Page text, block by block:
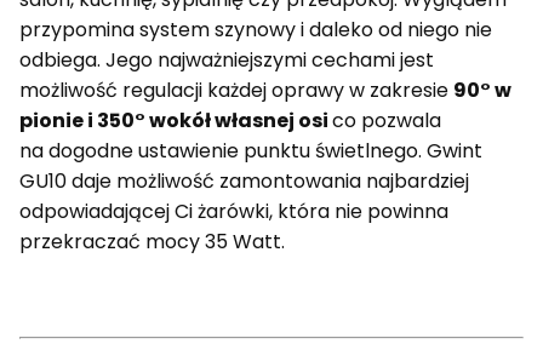
przypomina system szynowy i daleko od niego nie
odbiega. Jego najważniejszymi cechami jest
możliwość regulacji każdej oprawy w zakresie 90° w
pionie i 350° wokół własnej osico pozwala
na dogodne ustawienie punktu świetlnego. Gwint
GU10 daje możliwość zamontowania najbardziej
odpowiadającej Ci żarówki, która nie powinna
przekraczać mocy 35 Watt.